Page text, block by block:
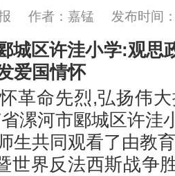
报 作者：嘉锰 发布时间
城区许洼小学:观思
爱国情怀
命先烈,弘扬伟大
漯河市郾城区许洼
生共同观看了由教
世界反法西斯战